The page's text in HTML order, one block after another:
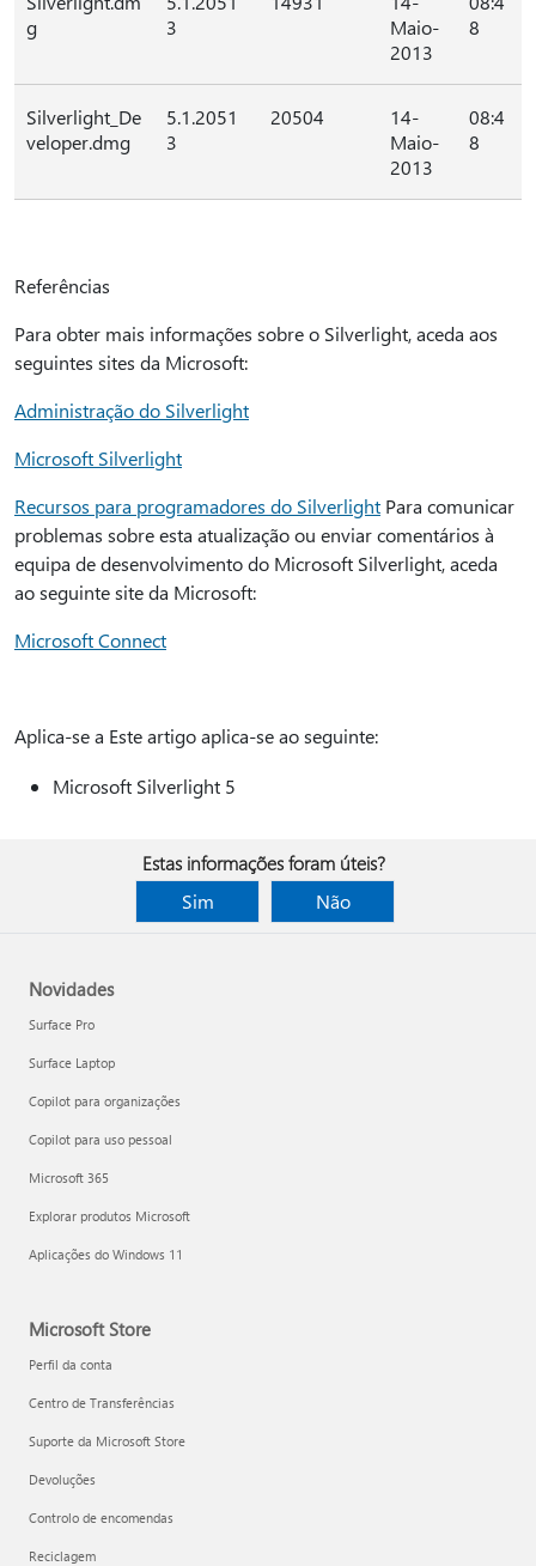
g
3
Maio-
2013
8
Silverlight_De
veloper.dmg
5.1.2051
3
20504
14-
Maio-
2013
08:4
8
Referências
Para obter mais informações sobre o Silverlight, aceda aos
seguintes sites da Microsoft:
Administração do Silverlight
Microsoft Silverlight
Recursos para programadores do Silverlight Para comunicar
problemas sobre esta atualização ou enviar comentários à
equipa de desenvolvimento do Microsoft Silverlight, aceda
ao seguinte site da Microsoft:
Microsoft Connect
Aplica-se a Este artigo aplica-se ao seguinte:
Microsoft Silverlight 5
Estas informações foram úteis?
Sim
Não
Novidades
Surface Pro
Surface Laptop
Copilot para organizações
Copilot para uso pessoal
Microsoft 365
Explorar produtos Microsoft
Aplicações do Windows 11
Microsoft Store
Perfil da conta
Centro de Transferências
Suporte da Microsoft Store
Devoluções
Controlo de encomendas
Reciclagem